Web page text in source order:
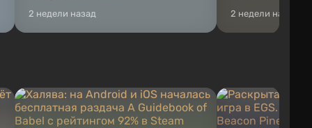
2 недели назад 2 недели назад